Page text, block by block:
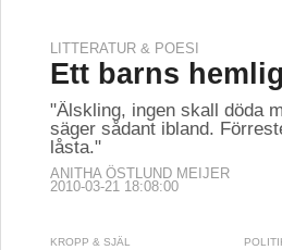
LITTERATUR & POESI
Ett barns
"Älskling, ingen skall döda
säger sådant ibland.
låsta."
ANITHA ÖSTLUND MEIJER
2010-03-21 18:08:00
KROPP & SJÄL